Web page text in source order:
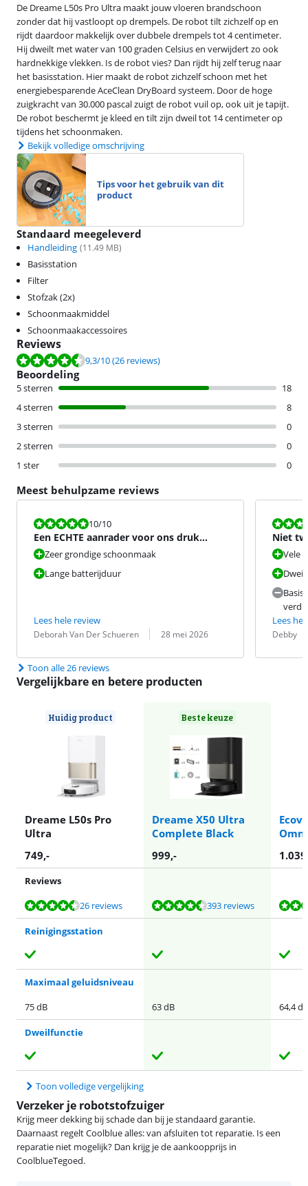
De Dreame L50s Pro Ultra maakt jouw vloeren brandschoon
zonder dat hij vastloopt op drempels. De robot tilt zichzelf op en
rijdt daardoor makkelijk over dubbele drempels tot 4 centimeter.
Hij dweilt met water van 100 graden Celsius en verwijdert zo ook
hardnekkige vlekken. Is de robot vies? Dan rijdt hij zelf terug naar
het basisstation. Hier maakt de robot zichzelf schoon met het
energiebesparende AceClean DryBoard systeem. Door de hoge
zuigkracht van 30.000 pascal zuigt de robot vuil op, ook uit je tapijt.
De robot beschermt je kleed en tilt zijn dweil tot 14 centimeter op
tijdens het schoonmaken.
Bekijk volledige omschrijving
Tips voor het gebruik van dit
product
Standaard meegeleverd
Handleiding (11.49 MB)
Basisstation
Filter
Stofzak (2x)
Schoonmaakmiddel
Schoonmaakaccessoires
Reviews
Beoordeling is 9,3 van de 10, gebaseerd op 26 reviews.
9,3/10(26 reviews)
Beoordeling
5 sterren
18
4 sterren
8
3 sterren
0
2 sterren
0
1 ster
0
Meest behulpzame reviews
Beoordeling is 10 van de 10.
10/10
Een ECHTE aanrader voor ons druk
gezin!
Zeer grondige schoonmaak
Lange batterijduur
Lees hele review
Beoordeling door:
Deborah Van Der Schueren
Datum: 28 mei 2026
Niet
Vele
Lees
Debby
Datum:
Toon alle 26 reviews
Vergelijkbare en betere producten
Huidig product
Dreame L50s Pro
Ultra
Beste keuze
Dreame X50 Ultra
Complete Black
749,- 999,- 1.039
Reviews
Beoordeling is 9,3 van de 10, gebaseerd op 26 reviews.
26 reviews
Beoordeling is 9,0 van de 10, gebaseerd op 393 reviews.393 reviews
Beoordeling is 9,2 van de 10, gebaseerd op 4 reviews.
Beoordeling is 9,0 van de 10, gebaseerd op 153 reviews.
Beoordeling is 8,1 van de 10, gebaseerd op 20 reviews.
Reinigingsstation
Maximaal geluidsniveau
75 dB
63 dB 64,4 dB
Dweilfunctie
Toon volledige vergelijking
Verzeker je robotstofzuiger
Krijg meer dekking bij schade dan bij je standaard garantie.
Daarnaast regelt Coolblue alles: van afsluiten tot reparatie. Is een
reparatie niet mogelijk? Dan krijg je de aankoopprijs in
CoolblueTegoed.